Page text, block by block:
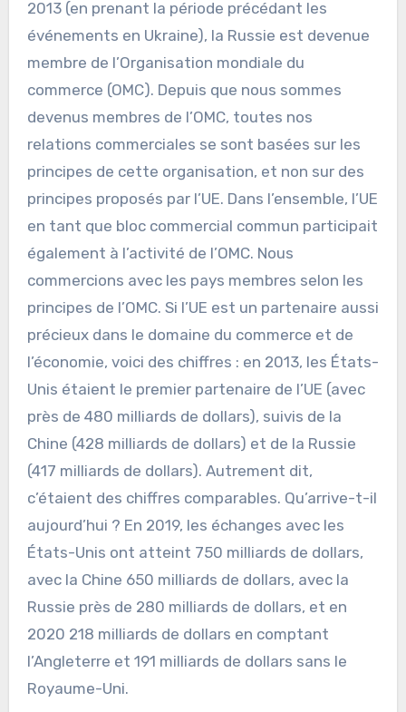
2013 (en prenant la période précédant les
événements en Ukraine), la Russie est devenue
membre de l’Organisation mondiale du
commerce (OMC). Depuis que nous sommes
devenus membres de l’OMC, toutes nos
relations commerciales se sont basées sur les
principes de cette organisation, et non sur des
principes proposés par l’UE. Dans l’ensemble, l’UE
en tant que bloc commercial commun participait
également à l’activité de l’OMC. Nous
commercions avec les pays membres selon les
principes de l’OMC. Si l’UE est un partenaire aussi
précieux dans le domaine du commerce et de
l’économie, voici des chiffres : en 2013, les États-
Unis étaient le premier partenaire de l’UE (avec
près de 480 milliards de dollars), suivis de la
Chine (428 milliards de dollars) et de la Russie
(417 milliards de dollars). Autrement dit,
c’étaient des chiffres comparables. Qu’arrive-t-il
aujourd’hui ? En 2019, les échanges avec les
États-Unis ont atteint 750 milliards de dollars,
avec la Chine 650 milliards de dollars, avec la
Russie près de 280 milliards de dollars, et en
2020 218 milliards de dollars en comptant
l’Angleterre et 191 milliards de dollars sans le
Royaume-Uni.